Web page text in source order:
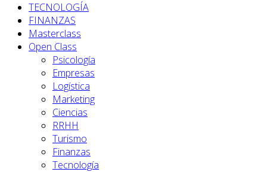
TECNOLOGÍA
FINANZAS
Masterclass
Open Class
Psicología
Empresas
Logística
Marketing
Ciencias
RRHH
Turismo
Finanzas
Tecnología